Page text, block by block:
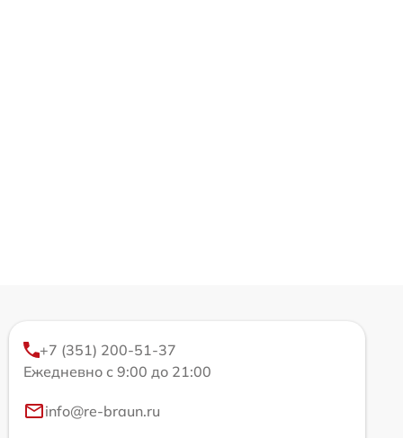
+7 (351) 200-51-37
Ежедневно с 9:00 до 21:00
info@re-braun.ru